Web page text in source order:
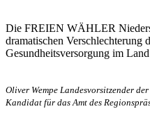
Die FREIEN WÄHLER
dramatischen Verschlechterung
Gesundheitsversorgung im Land
Oliver Wempe Landesvorsitzender
Kandidat für das Amt des